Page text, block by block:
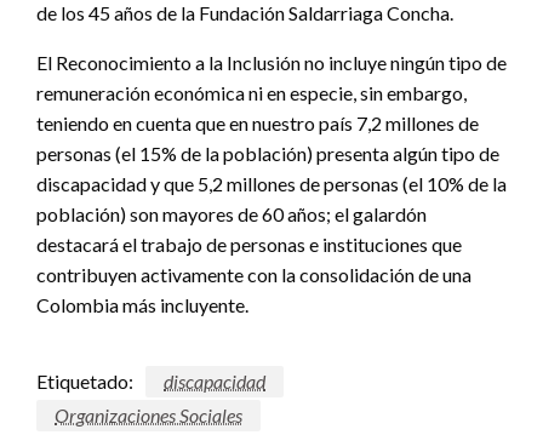
de los 45 años de la Fundación Saldarriaga Concha.
El Reconocimiento a la Inclusión no incluye ningún tipo de
remuneración económica ni en especie, sin embargo,
teniendo en cuenta que en nuestro país 7,2 millones de
personas (el 15% de la población) presenta algún tipo de
discapacidad y que 5,2 millones de personas (el 10% de la
población) son mayores de 60 años; el galardón
destacará el trabajo de personas e instituciones que
contribuyen activamente con la consolidación de una
Colombia más incluyente.
Etiquetado:
discapacidad
Organizaciones Sociales